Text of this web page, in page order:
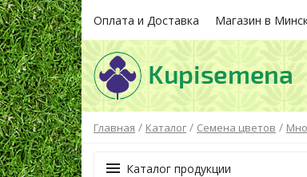
Оплата и Доставка Магазин в
Главная / Каталог / Семена цветов /
Каталог продукции